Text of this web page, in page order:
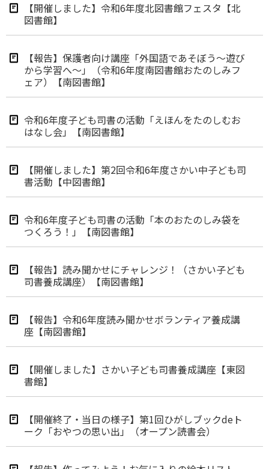
【開催しました】令和6年度北図書館フェスタ【北
図書館】
【報告】保護者向け講座「外国語であそぼう～遊び
から学習へ～」（令和6年度南図書館おたのしみフ
ェア）【南図書館】
令和6年度子ども司書の活動「えほんをたのしむお
はなし会」【南図書館】
【開催しました】第2回令和6年度さかい中子ども司
書活動【中図書館】
令和6年度子ども司書の活動「本のおたのしみ袋を
つくろう！」【南図書館】
【報告】読み聞かせにチャレンジ！（さかい子ども
司書養成講座）【南図書館】
【報告】令和6年度読み聞かせボランティア養成講
座【南図書館】
【開催しました】さかい子ども司書養成講座【東図
書館】
【開催終了・当日の様子】第1回ひがしブックdeト
ーク「おやつの思い出」（オープン読書会）